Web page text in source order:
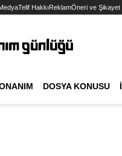
Telif HakkıReklamÖneri ve Şikayet
DOSYA KONUSU